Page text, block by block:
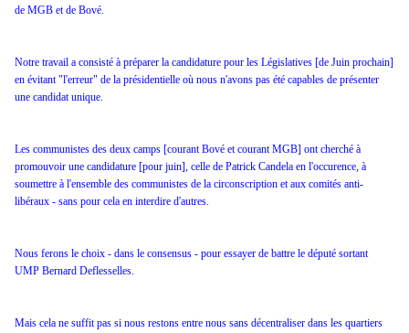
de MGB et de Bové.
Notre travail a consisté à préparer la candidature pour les Législatives [de Juin prochain]
en évitant "l'erreur" de la présidentielle où nous n'avons pas été capables de présenter
une candidat unique.
Les communistes des deux camps [courant Bové et courant MGB] ont cherché à
promouvoir une candidature [pour juin], celle de Patrick Candela en l'occurence, à
soumettre à l'ensemble des communistes de la circonscription et aux comités anti-
libéraux - sans pour cela en interdire d'autres.
Nous ferons le choix - dans le consensus - pour essayer de battre le député sortant
UMP Bernard Deflesselles.
Mais cela ne suffit pas si nous restons entre nous sans décentraliser dans les quartiers